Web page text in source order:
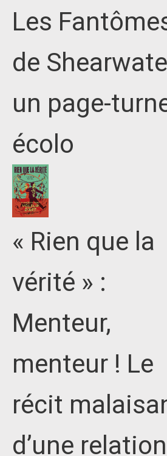
Les
de
un page-
écolo
« Rien que la
vérité » :
Menteur,
menteur ! Le
récit
d’une relation